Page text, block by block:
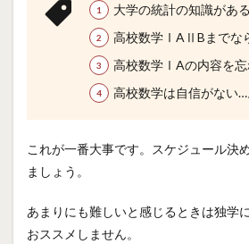
大学の統計の知識がある
高校数学ⅠAⅡBまでな
高校数学ⅠAの内容を忘
高校数学は自信がない…
これが一番大事です。スケジュール決
ましょう。
あまりにも難しいと感じるときは独学
おススメしません。